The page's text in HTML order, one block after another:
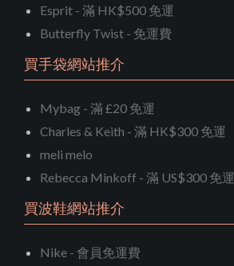
Esprit - 滿 HK$500 免運
Butterfly Twist - 免運費
買手袋網站推介
Mybag - 滿 £20 免運
Charles & Keith - 滿 HK$300 免運
meli melo
Rebecca Minkoff - 滿 US$300 免運
買波鞋網站推介
Nike - 會員免運費